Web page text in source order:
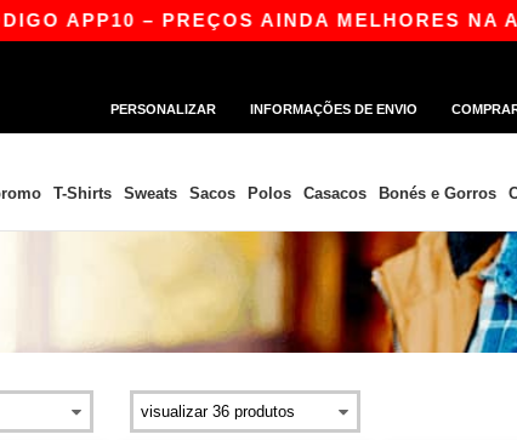
APP10 – PREÇOS AINDA MELHORES NA APP!
PERSONALIZAR INFORMAÇÕES DE ENVIO
T-Shirts Sweats Sacos Polos Casacos Bonés e Gorros